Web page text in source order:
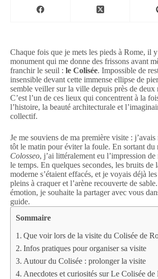
Chaque fois que je mets les pieds à Rome, il
monument qui me donne des frissons avant
franchir le seuil : le Colisée. Impossible de
insensible devant cette immense ellipse de
semble veiller sur la ville depuis près de deux
C’est l’un de ces lieux qui concentrent à la
l’histoire, la beauté architecturale et
collectif.
Je me souviens de ma première visite : j’avais
tôt le matin pour éviter la foule. En sortant du
Colosseo, j’ai littéralement eu l’impression de
le temps. En quelques secondes, les bruits de
moderne s’étaient effacés, et je voyais déjà
pleins à craquer et l’arène recouverte de
émotion, je souhaite la partager avec vous
guide.
Sommaire
Que voir lors de la visite du Colisée de
Infos pratiques pour organiser sa visite
Autour du Colisée : prolonger la visite
Anecdotes et curiosités sur Le Colisée de